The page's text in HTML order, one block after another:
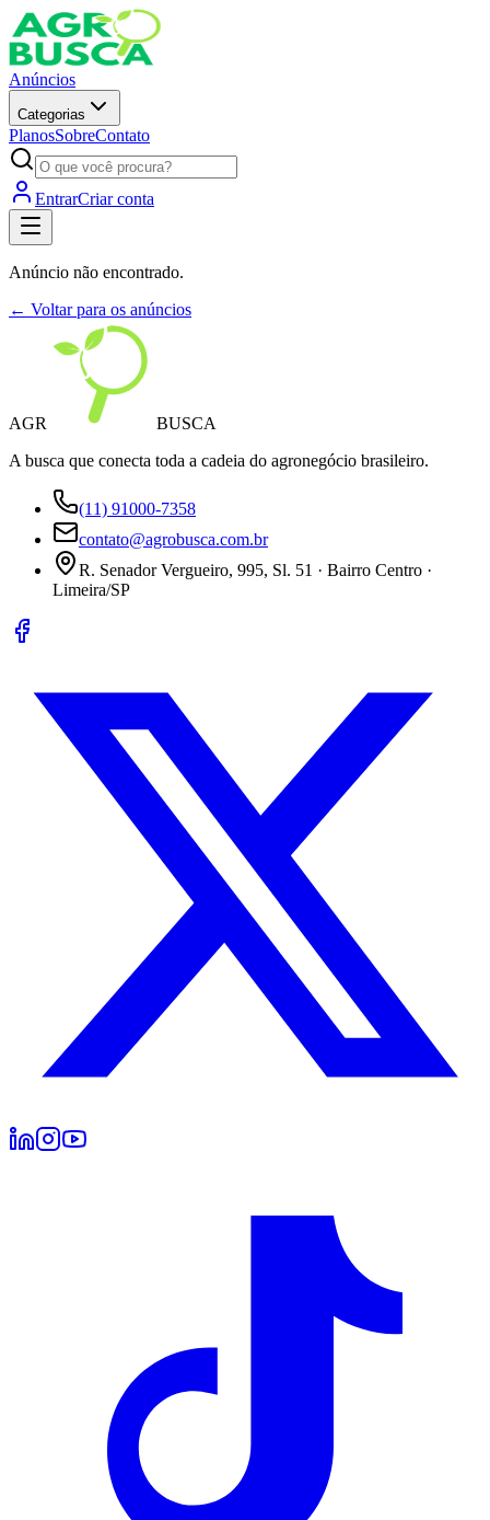
Anúncios
Categorias
PlanosSobreContato
EntrarCriar conta
Anúncio não encontrado.
← Voltar para os anúncios
AGR
BUSCA
A busca que conecta toda a cadeia do agronegócio brasileiro.
(11) 91000-7358
contato@agrobusca.com.br
R. Senador Vergueiro, 995, Sl. 51 · Bairro Centro ·
Limeira/SP